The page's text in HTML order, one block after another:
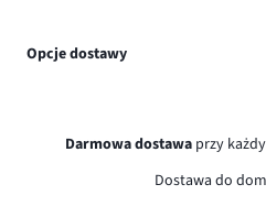
Opcje dostawy
Darmowa dostawa przy
Dostawa do